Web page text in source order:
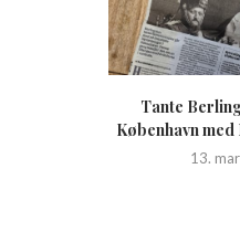
Tante
København
13.